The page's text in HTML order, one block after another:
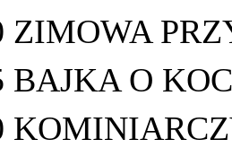
ZIMOWA
BAJKA O